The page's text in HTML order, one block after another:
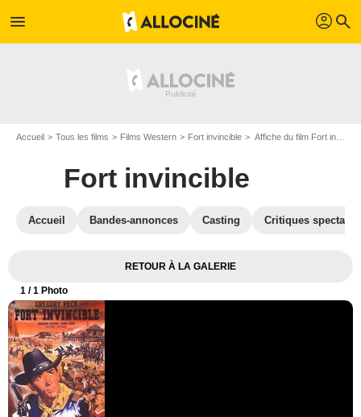
menu profil search
Accueil Tous les films Films Western Fort invincible Affiche du film Fort invincible - Photo 1
Fort invincible
Accueil Bandes-annonces Casting Critiques
RETOUR À LA GALERIE
1 / 1 Photo